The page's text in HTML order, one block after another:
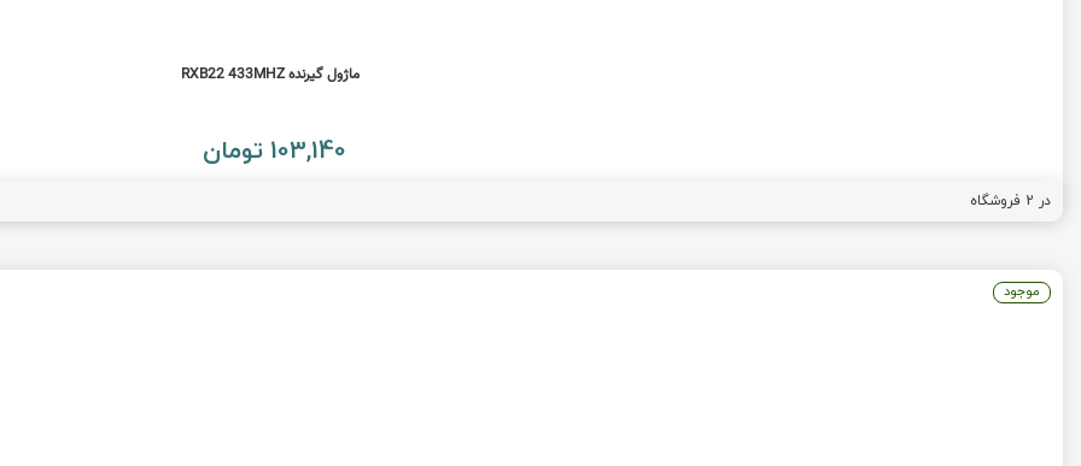
ماژول گیرنده RXB22 433MHZ
103,140 تومان
در 2 فروشگاه
موجود